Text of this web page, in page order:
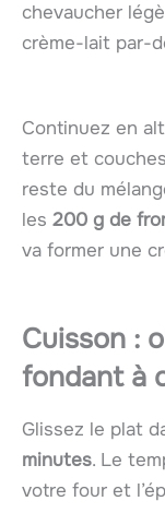
chevaucher
crème-lait par-
Continuez en
terre et
reste du
les 200 g de
va former une
Cuisson :
fondant à
Glissez le plat
minutes. Le
votre four et